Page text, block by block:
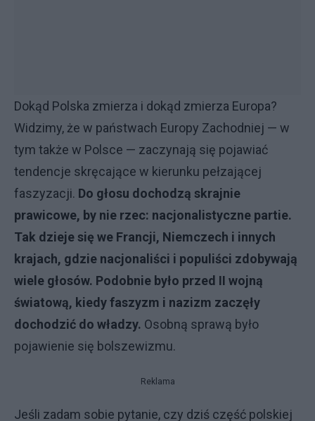
Dokąd Polska zmierza i dokąd zmierza Europa?
Widzimy, że w państwach Europy Zachodniej — w
tym także w Polsce — zaczynają się pojawiać
tendencje skręcające w kierunku pełzającej
faszyzacji. Do głosu dochodzą skrajnie
prawicowe, by nie rzec: nacjonalistyczne partie.
Tak dzieje się we Francji, Niemczech i innych
krajach, gdzie nacjonaliści i populiści zdobywają
wiele głosów. Podobnie było przed II wojną
światową, kiedy faszyzm i nazizm zaczęły
dochodzić do władzy. Osobną sprawą było
pojawienie się bolszewizmu.
Reklama
Jeśli zadam sobie pytanie, czy dziś część polskiej